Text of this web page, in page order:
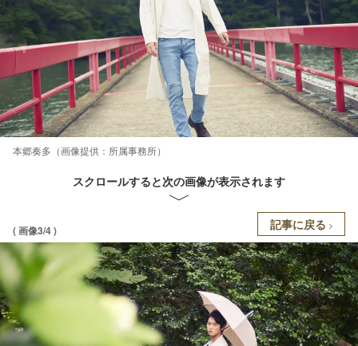
本郷奏多（画像提供：所属事務所）
スクロールすると次の画像が表示されます
( 画像3/4 ) 記事に戻る